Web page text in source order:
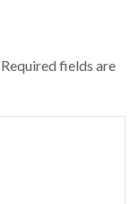
fields are